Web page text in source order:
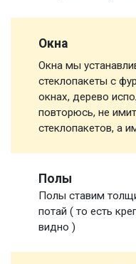
Окна
Окна мы
стеклопакеты с
окнах, дерево
повторюсь, не
стеклопакетов, а
Полы
Полы ставим
потай ( то есть
видно )